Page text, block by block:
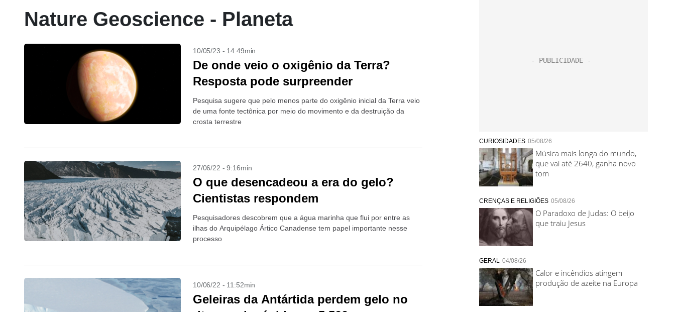
Nature Geoscience - Planeta
10/05/23 - 14:49min
De onde veio o oxigênio da Terra?
Resposta pode surpreender
Pesquisa sugere que pelo menos parte do oxigênio inicial da Terra veio
de uma fonte tectônica por meio do movimento e da destruição da
crosta terrestre
27/06/22 - 9:16min
O que desencadeou a era do gelo?
Cientistas respondem
Pesquisadores descobrem que a água marinha que flui por entre as
ilhas do Arquipélago Ártico Canadense tem papel importante nesse
processo
10/06/22 - 11:52min
Geleiras da Antártida perdem gelo no
CURIOSIDADES 05/08/26
Música mais longa do mundo,
que vai até 2640, ganha novo
tom
CRENÇAS E RELIGIÕES 05/08/26
O Paradoxo de Judas: O beijo
que traiu Jesus
GERAL 04/08/26
Calor e incêndios atingem
produção de azeite na Europa